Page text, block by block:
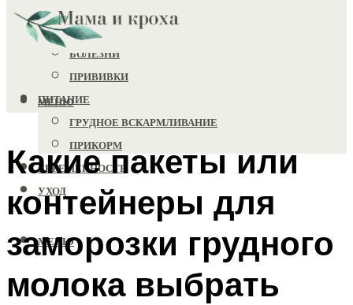
ИГРУШКИ
ЗДОРОВЬЕ
БОЛЕЗНИ
ПРИВИВКИ
ПИТАНИЕ
ГРУДНОЕ ВСКАРМЛИВАНИЕ
ПРИКОРМ
БЕРЕМЕННОСТЬ
УХОД
МЕНЮ
МЕНЮ
Какие пакеты или
контейнеры для
заморозки грудного
молока выбрать